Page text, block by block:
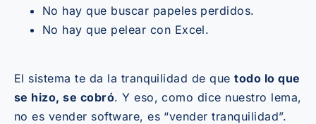
No hay que buscar papeles perdidos.
No hay que pelear con Excel.
El sistema te da la tranquilidad de quetodo lo que
se hizo, se cobró. Y eso, como dice nuestro lema,
no es vender software, es “vender tranquilidad”.